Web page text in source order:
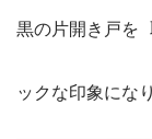
黒の片開き戸を
ックな印象にな